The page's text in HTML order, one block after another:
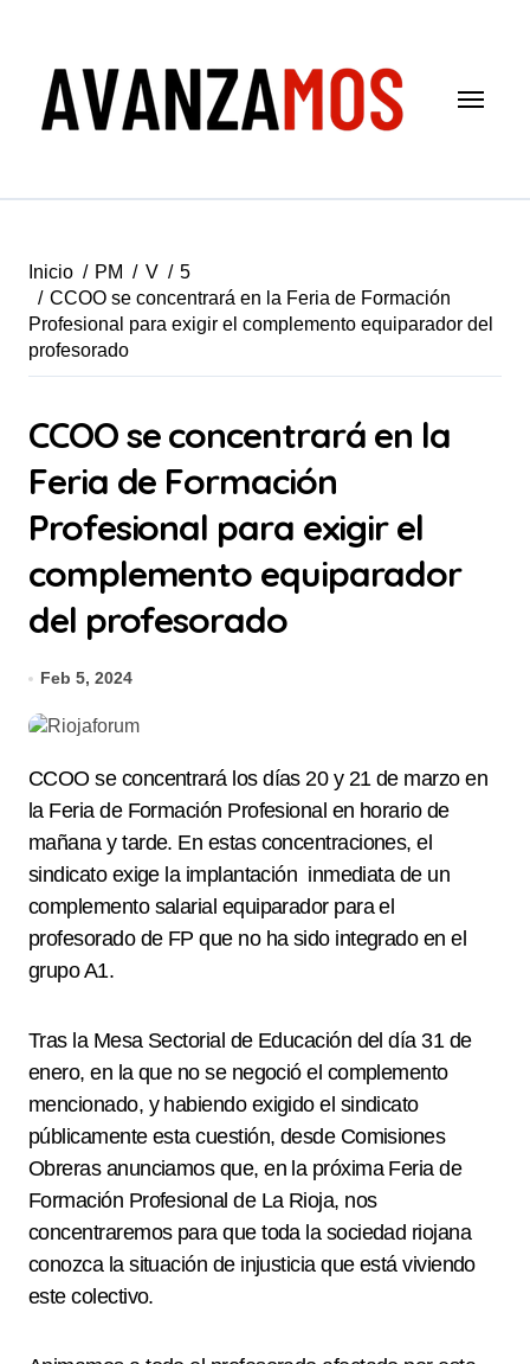
Inicio PM V
5
CCOO se concentrará en la Feria de Formación
Profesional para exigir el complemento equiparador del
profesorado
CCOO se concentrará en la
Feria de Formación
Profesional para exigir el
complemento equiparador
del profesorado
Feb 5, 2024
CCOO se concentrará los días 20 y 21 de marzo en
la Feria de Formación Profesional en horario de
mañana y tarde. En estas concentraciones, el
sindicato exige la implantación inmediata de un
complemento salarial equiparador para el
profesorado de FP que no ha sido integrado en el
grupo A1.
Tras la Mesa Sectorial de Educación del día 31 de
enero, en la que no se negoció el complemento
mencionado, y habiendo exigido el sindicato
públicamente esta cuestión, desde Comisiones
Obreras anunciamos que, en la próxima Feria de
Formación Profesional de La Rioja, nos
concentraremos para que toda la sociedad riojana
conozca la situación de injusticia que está viviendo
este colectivo.